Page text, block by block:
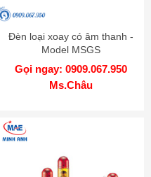
Đèn loại xoay có âm thanh -
Model MSGS
Gọi ngay: 0909.067.950
Ms.Châu